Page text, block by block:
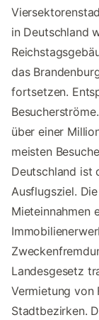
in Deutschland
das
fortsetzen.
über einer
meisten
Deutschland ist
Ausflugsziel.
Mieteinnahmen
Landesgesetz
Vermietung von
Stadtbezirken.